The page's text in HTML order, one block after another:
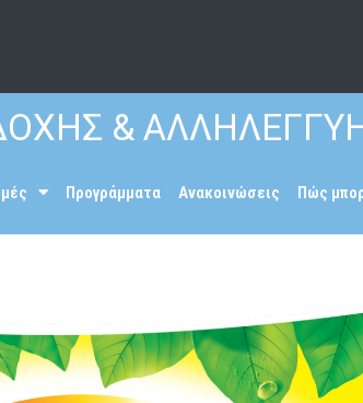
&
Προγράμματα Ανακοινώσεις Πώς